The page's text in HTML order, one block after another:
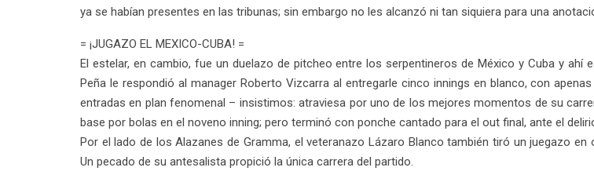
ya se habían presentes en las tribunas; sin embargo no les alcanzó ni tan siquiera para una
= ¡JUGAZO EL MEXICO-CUBA! =
El estelar, en cambio, fue un duelazo de pitcheo entre los serpentineros de México y Cuba y ahí
Peña le respondió al manager Roberto Vizcarra al entregarle cinco innings en blanco, con
entradas en plan fenomenal – insistimos: atraviesa por uno de los mejores momentos de su
base por bolas en el noveno inning; pero terminó con ponche cantado para el out final, ante el
Por el lado de los Alazanes de Gramma, el veteranazo Lázaro Blanco también tiró un juegazo
Un pecado de su antesalista propició la única carrera del partido.